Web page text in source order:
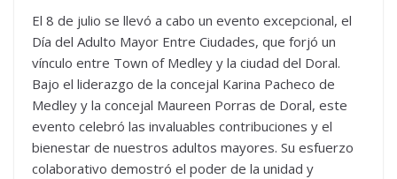
El 8 de julio se llevó a cabo un evento excepcional, el
Día del Adulto Mayor Entre Ciudades, que forjó un
vínculo entre Town of Medley y la ciudad del Doral.
Bajo el liderazgo de la concejal Karina Pacheco de
Medley y la concejal Maureen Porras de Doral, este
evento celebró las invaluables contribuciones y el
bienestar de nuestros adultos mayores. Su esfuerzo
colaborativo demostró el poder de la unidad y